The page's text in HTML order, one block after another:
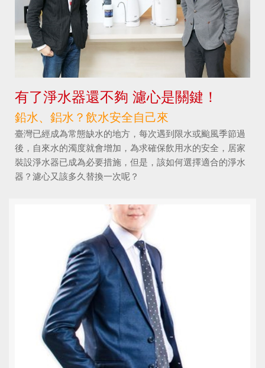
有了淨水器還不夠 濾心是關鍵！
鉛水、鋁水？飲水安全自己來
臺灣已經成為常態缺水的地方，每次遇到限水或颱風季節過
後，自來水的濁度就會增加，為求確保飲用水的安全，居家
裝設淨水器已成為必要措施，但是，該如何選擇適合的淨水
器？濾心又該多久替換一次呢？